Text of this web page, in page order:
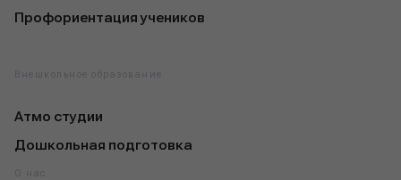
Профориентация учеников
Внешкольное образование
Атмо студии
Дошкольная подготовка
О нас